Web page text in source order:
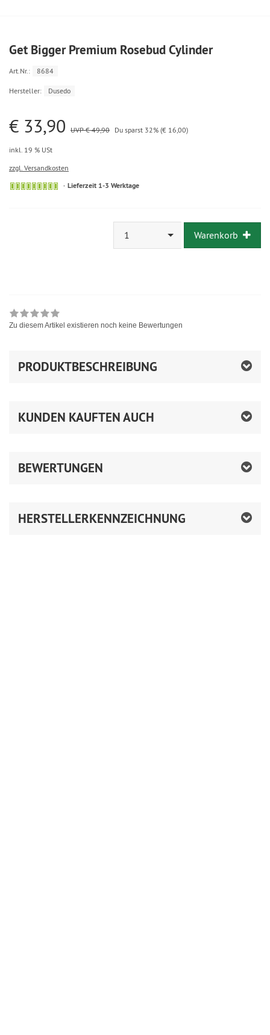
Get Bigger Premium Rosebud Cylinder
Art.Nr.: 8684
Hersteller: Dusedo
€ 33,90 UVP € 49,90 Du sparst 32% (€ 16,00)
inkl. 19 % USt
zzgl. Versandkosten
Lieferzeit 1-3 Werktage
1 Warenkorb
Zu diesem Artikel existieren noch keine Bewertungen
PRODUKTBESCHREIBUNG
KUNDEN KAUFTEN AUCH
BEWERTUNGEN
HERSTELLERKENNZEICHNUNG